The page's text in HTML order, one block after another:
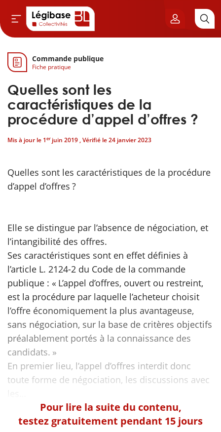
& Cimetières
& Élu local
& Finances locales
Commande publique
Fiche pratique
Quelles sont les
caractéristiques de la
procédure d’appel d’offres ?
Mis à jour le 1er juin 2019 , Vérifié le24 janvier 2023
Quelles sont les caractéristiques de la procédure
d’appel d’offres ?
Elle se distingue par l’absence de négociation, et
l’intangibilité des offres.
Ses caractéristiques sont en effet définies à
l’article L. 2124-2 du Code de la commande
publique : « L’appel d’offres, ouvert ou restreint,
est la procédure par laquelle l’acheteur choisit
l’offre économiquement la plus avantageuse,
sans négociation, sur la base de critères objectifs
préalablement portés à la connaissance des
candidats. »
En premier lieu, l’appel d’offres interdit donc
toute forme de négociation, les discussions avec
Pour lire la suite du contenu,
testez gratuitement pendant 15 jours